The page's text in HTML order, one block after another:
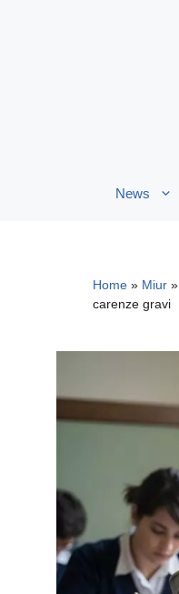
News
Home » Miur »
carenze gravi